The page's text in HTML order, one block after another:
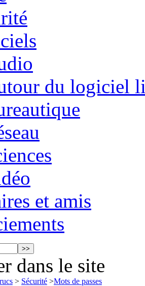
du logiciel
et amis
dans le site
> Sécurité >Mots de passes